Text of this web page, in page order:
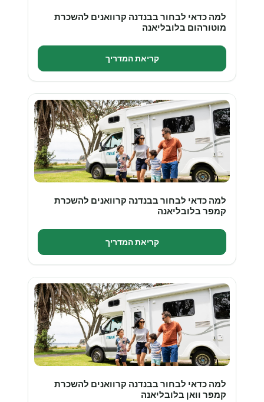
למה כדאי לבחור בבנדנה קרוואנים להשכרת
מוטורהום בלובליאנה
קריאת המדריך
למה כדאי לבחור בבנדנה קרוואנים להשכרת
קמפר בלובליאנה
קריאת המדריך
למה כדאי לבחור בבנדנה קרוואנים להשכרת
קמפר וואן בלובליאנה